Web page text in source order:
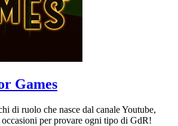
Games
di ruolo che nasce dal canale Youtube,
per provare ogni tipo di GdR!